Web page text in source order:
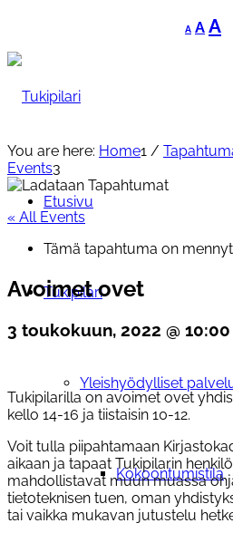
A
Decrease
font
A
font
A
Etusivu
Tukipilari
Yleishyödylliset
Kokoontumistila
You are here: Home1 /
Events3
« All Events
Tämä tapahtuma on
Avoimet ovet
3 toukokuun, 2022 @ 10:00
Tukipilarilla on avoimet ovet
kello 14-16 ja tiistaisin 10-12.
Voit tulla piipahtamaan
aikaan ja tapaat Tukipilarin
mahdollistavat muun muassa
tietoteknisen tuen, oman
tai vaikka mukavan jutustelu